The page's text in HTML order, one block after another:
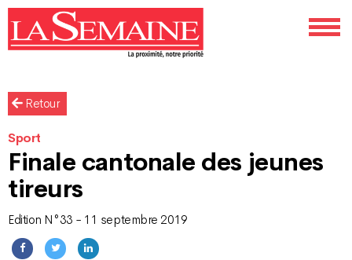
Retour
Sport
Finale cantonale des jeunes
tireurs
Edition N°33 - 11 septembre 2019